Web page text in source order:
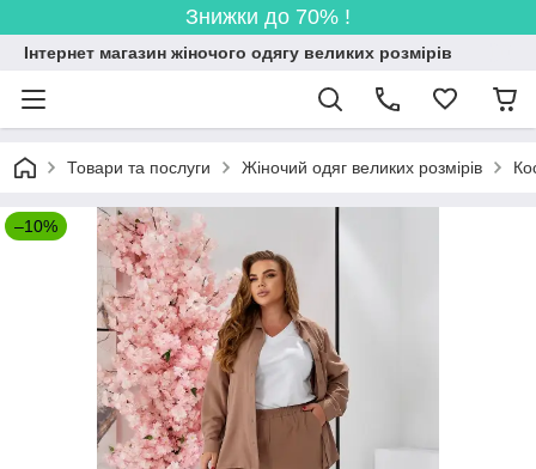
Знижки до 70% !
Інтернет магазин жіночого одягу великих розмірів
Товари та послуги Жіночий одяг великих розмірів
–10%